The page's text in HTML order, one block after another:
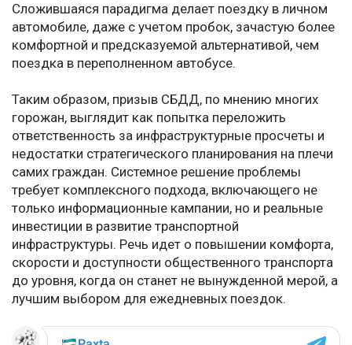
Сложившаяся парадигма делает поездку в личном
автомобиле, даже с учетом пробок, зачастую более
комфортной и предсказуемой альтернативой, чем
поездка в переполненном автобусе.
Таким образом, призыв СБДД, по мнению многих
горожан, выглядит как попытка переложить
ответственность за инфраструктурные просчеты и
недостатки стратегического планирования на плечи
самих граждан. Системное решение проблемы
требует комплексного подхода, включающего не
только информационные кампании, но и реальные
инвестиции в развитие транспортной
инфраструктуры. Речь идет о повышении комфорта,
скорости и доступности общественного транспорта
до уровня, когда он станет не вынужденной мерой, а
лучшим выбором для ежедневных поездок.